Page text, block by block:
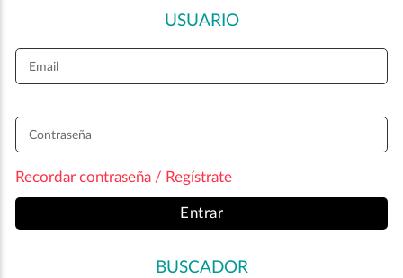
USUARIO
Email
Contraseña
Recordar contraseña / Regístrate
Entrar
BUSCADOR